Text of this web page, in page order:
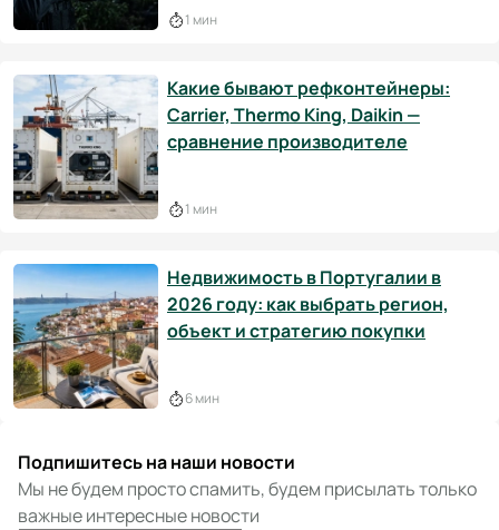
1 мин
Какие бывают рефконтейнеры:
Carrier, Thermo King, Daikin —
сравнение производителе
1 мин
Недвижимость в Португалии в
2026 году: как выбрать регион,
объект и стратегию покупки
6 мин
Подпишитесь на наши новости
Мы не будем просто спамить, будем присылать только
важные интересные новости